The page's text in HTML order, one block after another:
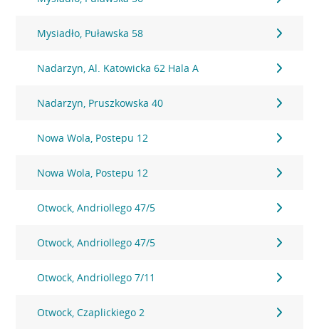
Mysiadło, Puławska 58
Nadarzyn, Al. Katowicka 62 Hala A
Nadarzyn, Pruszkowska 40
Nowa Wola, Postepu 12
Nowa Wola, Postepu 12
Otwock, Andriollego 47/5
Otwock, Andriollego 47/5
Otwock, Andriollego 7/11
Otwock, Czaplickiego 2